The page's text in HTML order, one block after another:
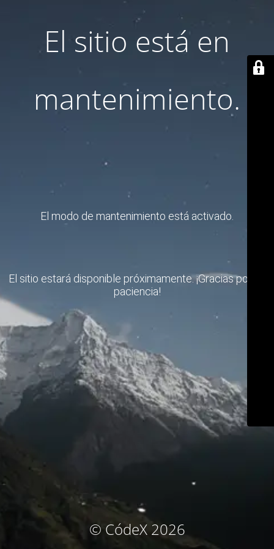
El sitio está en
mantenimiento.
El modo de mantenimiento está activado.
El sitio estará disponible próximamente. ¡Gracias por su
paciencia!
© CódeX 2026